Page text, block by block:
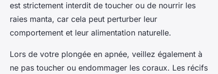
est strictement interdit de toucher ou de nourrir les
raies manta, car cela peut perturber leur
comportement et leur alimentation naturelle.
Lors de votre plongée en apnée, veillez également à
ne pas toucher ou endommager les coraux. Les récifs